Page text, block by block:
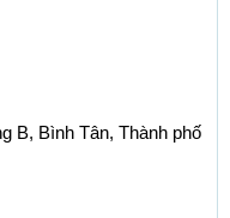
B, Bình Tân, Thành phố